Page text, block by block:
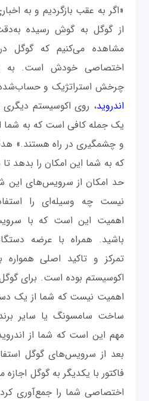
«اگر به عقب بازگردیم و به
از گوگل به گوش رسیده
مشاهده می‌کنیم که گوگل
اختصاصی خودش است. به
چرخش استراتژیک و حساب‌شده
اندروید، روی اکوسیستم
یک جمله کافی است که به شما
و چشمگیری در راه هستند.»
که به شما این امکان را بدهد تا
حد امکان از سرویس‌های این
نیست چه وسیله‌ای را
اهمیت این است که با
باشید. همراه با عرضه
تمرکز و تاکید اصلی همواره
اکوسیستم بوده است. برای
اهمیت نیست که شما از یک
ساخت سامسونگ یا سایر
مهم این است که شما از
بعد از سرویس‌های گوگل
فاکتور با یکدیگر به گوگل
اختصاصی شما را جمع‌آوری